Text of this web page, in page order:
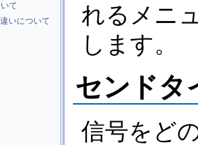
て
いについて
れるメニ
します。
センドタ
信号をど